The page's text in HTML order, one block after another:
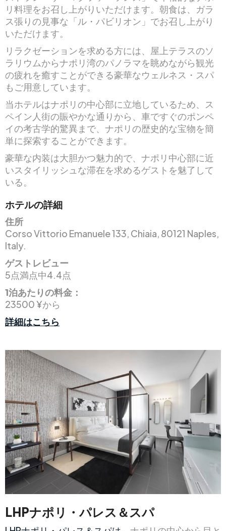
リ料理をお召し上がりいただけます。朝食は、ガラ
ス張りの見事な「ル・パビリオン」でお召し上がり
いただけます。
リラクゼーションを求める方には、屋上テラスのソ
ラリウムからナポリ湾のパノラマを眺めながら観光
の疲れを癒すことができる豪華なウェルネス・スパ
もご用意しています。
当ホテルはナポリの中心部に立地しているため、ス
ペイン人街の賑やかな通りから、車ですぐのポンペ
イの考古学的驚異まで、ナポリの歴史的な宝物を簡
単に探索することができます。
豪華な内装は大胆かつ魅力的で、ナポリ中心部に近
いスタイリッシュな滞在を求めるゲストを魅了して
いる。
ホテルの詳細
住所
Corso Vittorio Emanuele 133, Chiaia, 80121 Naples,
Italy.
ゲストレビュー
5点満点中4.4点
1泊あたりの料金：
23500 ¥から
詳細はこちら
LHPナポリ・パレス＆スパ